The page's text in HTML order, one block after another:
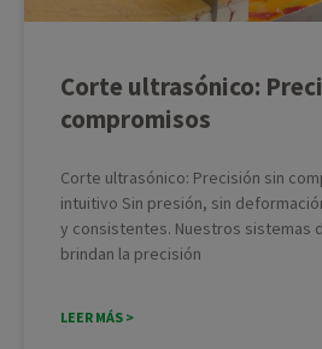
Corte ultrasónico:
compromisos
Corte ultrasónico: Precisión sin
intuitivo Sin presión, sin
y consistentes. Nuestros sistemas
brindan la precisión
LEER MÁS >